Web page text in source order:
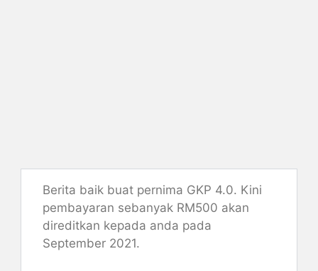
Berita baik buat pernima GKP 4.0. Kini
pembayaran sebanyak RM500 akan
direditkan kepada anda pada
September 2021.